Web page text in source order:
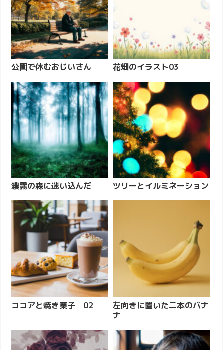
公園で休むおじいさん 花畑のイラスト03
濃霧の森に迷い込んだ ツリーとイルミネーション
ココアと焼き菓子 02
左向きに置いた二本のバナ
ナ